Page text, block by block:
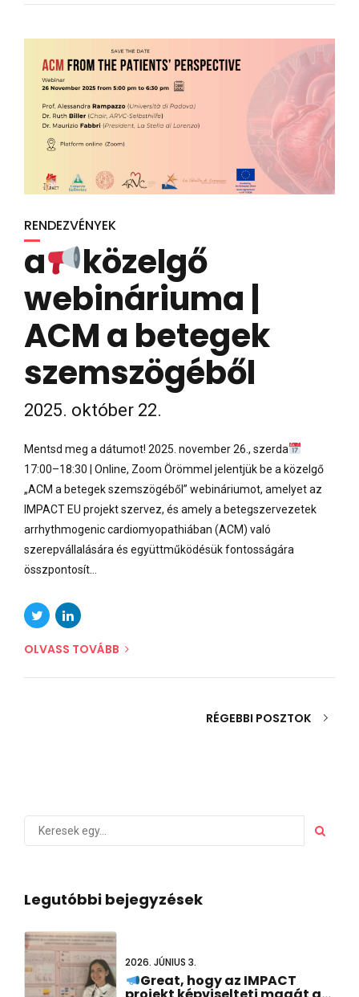
RENDEZVÉNYEK
a
közelgő
webináriuma |
ACM a betegek
szemszögéből
2025. október 22.
Mentsd meg a dátumot! 2025. november 26., szerda
17:00–18:30 | Online, Zoom Örömmel jelentjük be a közelgő
„ACM a betegek szemszögéből” webináriumot, amelyet az
IMPACT EU projekt szervez, és amely a betegszervezetek
arrhythmogenic cardiomyopathiában (ACM) való
szerepvállalására és együttműködésük fontosságára
összpontosít...
OLVASS TOVÁBB
RÉGEBBI POSZTOK
Legutóbbi bejegyzések
2026. JÚNIUS 3.
Great, hogy az IMPACT